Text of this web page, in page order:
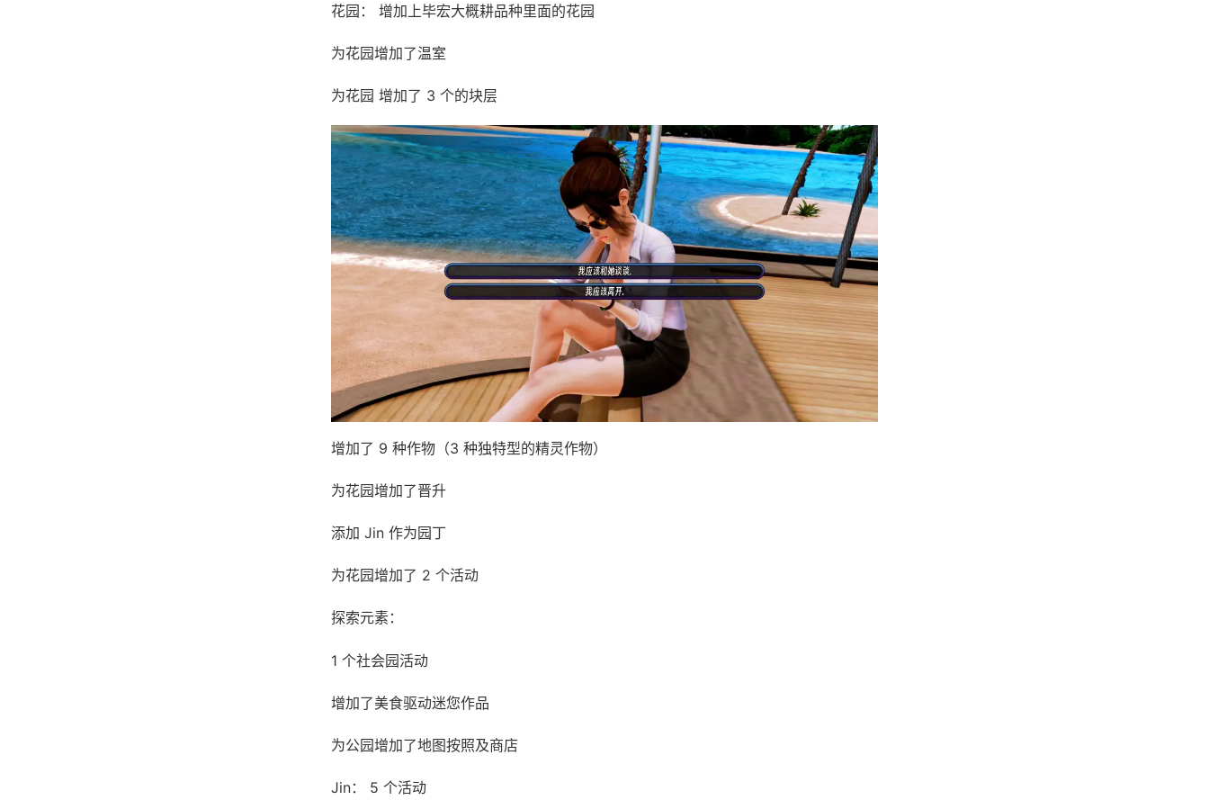
花园： 增加上毕宏大概耕品种里面的花园
为花园增加了温室
为花园 增加了 3 个的块层
增加了 9 种作物（3 种独特型的精灵作物）
为花园增加了晋升
添加 Jin 作为园丁
为花园增加了 2 个活动
探索元素：
1 个社会园活动
增加了美食驱动迷您作品
为公园增加了地图按照及商店
Jin： 5 个活动